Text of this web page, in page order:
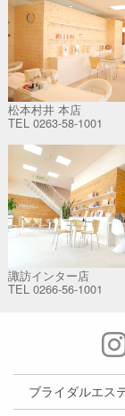
松本村井 本店
TEL 0263-58-1001
諏訪インター店
TEL 0266-56-1001
ブライダルエス